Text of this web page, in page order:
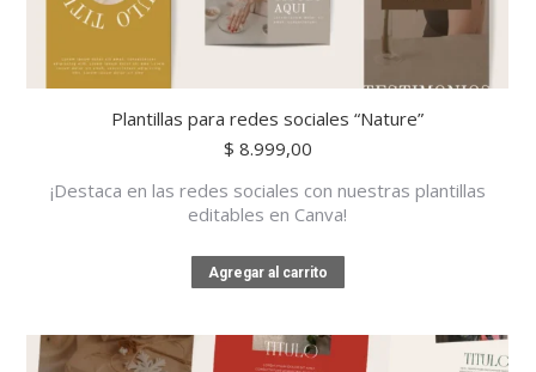
Plantillas para redes sociales “Nature”
$ 8.999,00
¡Destaca en las redes sociales con nuestras plantillas
editables en Canva!
Agregar al carrito